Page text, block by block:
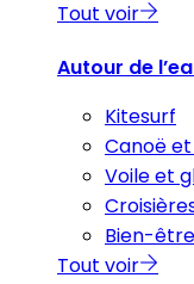
Tout voir
Autour de
Kitesurf
Canoë
Voile et
Bien-
Tout voir